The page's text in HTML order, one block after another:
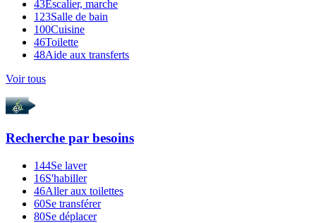
43Escalier, marche
123Salle de bain
100Cuisine
46Toilette
48Aide aux transferts
Voir tous
Recherche par besoins
144Se laver
16S'habiller
46Aller aux toilettes
60Se transférer
80Se déplacer